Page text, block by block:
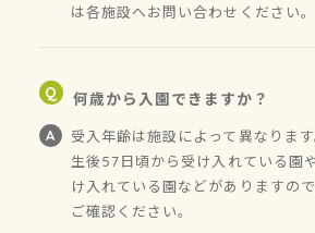
は各施設へお問い合わせください。
何歳から入園できますか？
受入年齢は施設によって異なります
生後57日頃から受け入れている園
け入れている園などがありますの
ご確認ください。